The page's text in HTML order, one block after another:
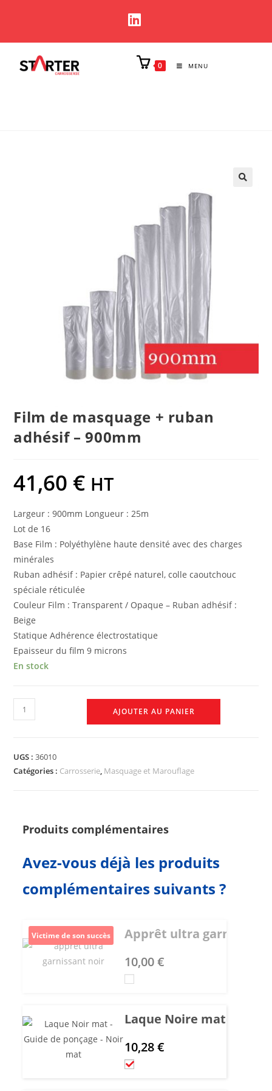
0 MENU
Film de masquage + ruban
adhésif – 900mm
41,60 € HT
Largeur : 900mm Longueur : 25m
Lot de 16
Base Film : Polyéthylène haute densité avec des charges
minérales
Ruban adhésif : Papier crêpé naturel, colle caoutchouc
spéciale réticulée
Couleur Film : Transparent / Opaque – Ruban adhésif :
Beige
Statique Adhérence électrostatique
Epaisseur du film 9 microns
En stock
AJOUTER AU PANIER
UGS :36010
Catégories : Carrosserie, Masquage et Marouflage
Produits complémentaires
Avez-vous déjà les produits
complémentaires suivants ?
Apprêt ultra garnissant
10,00€
Victime de son succès
Laque Noire mate -
10,28€